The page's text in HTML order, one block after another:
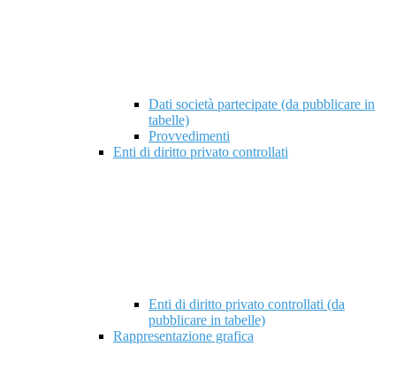
Dati società partecipate (da pubblicare in
tabelle)
Provvedimenti
Enti di diritto privato controllati
Enti di diritto privato controllati (da
pubblicare in tabelle)
Rappresentazione grafica